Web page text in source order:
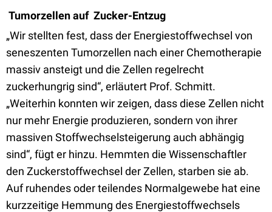
Tumorzellen auf Zucker-Entzug
„Wir stellten fest, dass der Energiestoffwechsel von
seneszenten Tumorzellen nach einer Chemotherapie
massiv ansteigt und die Zellen regelrecht
zuckerhungrig sind“, erläutert Prof. Schmitt.
„Weiterhin konnten wir zeigen, dass diese Zellen nicht
nur mehr Energie produzieren, sondern von ihrer
massiven Stoffwechselsteigerung auch abhängig
sind“, fügt er hinzu. Hemmten die Wissenschaftler
den Zuckerstoffwechsel der Zellen, starben sie ab.
Auf ruhendes oder teilendes Normalgewebe hat eine
kurzzeitige Hemmung des Energiestoffwechsels